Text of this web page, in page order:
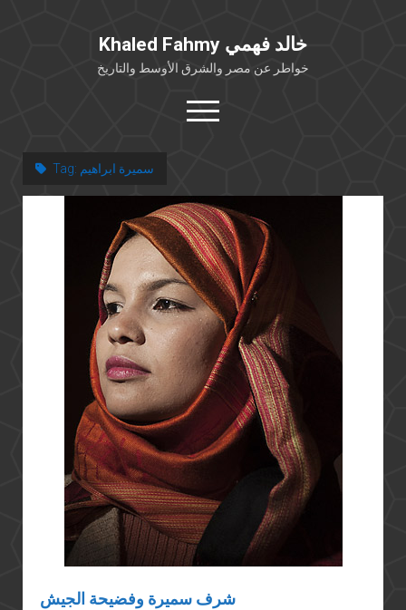
Khaled Fahmy خالد فهمي
خواطر عن مصر والشرق الأوسط والتاريخ
open
menu
خلفية شخصية
كتابات أكاديمية
مقالات صحافية
بوستات من فيسبوك
مقابلات في الإعلام
Languages
Tag: سميرة ابراهيم
شرف سميرة وفضيحة الجيش